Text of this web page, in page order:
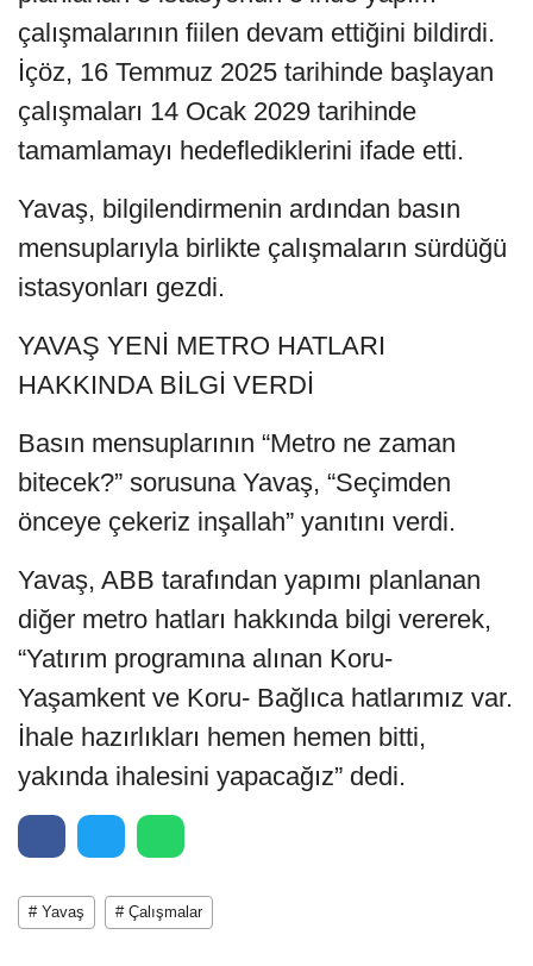
çalışmalarının fiilen devam ettiğini bildirdi.
İçöz, 16 Temmuz 2025 tarihinde başlayan
çalışmaları 14 Ocak 2029 tarihinde
tamamlamayı hedeflediklerini ifade etti.
Yavaş, bilgilendirmenin ardından basın
mensuplarıyla birlikte çalışmaların sürdüğü
istasyonları gezdi.
YAVAŞ YENİ METRO HATLARI
HAKKINDA BİLGİ VERDİ
Basın mensuplarının “Metro ne zaman
bitecek?” sorusuna Yavaş, “Seçimden
önceye çekeriz inşallah” yanıtını verdi.
Yavaş, ABB tarafından yapımı planlanan
diğer metro hatları hakkında bilgi vererek,
“Yatırım programına alınan Koru-
Yaşamkent ve Koru- Bağlıca hatlarımız var.
İhale hazırlıkları hemen hemen bitti,
yakında ihalesini yapacağız” dedi.
# Yavaş # Çalışmalar